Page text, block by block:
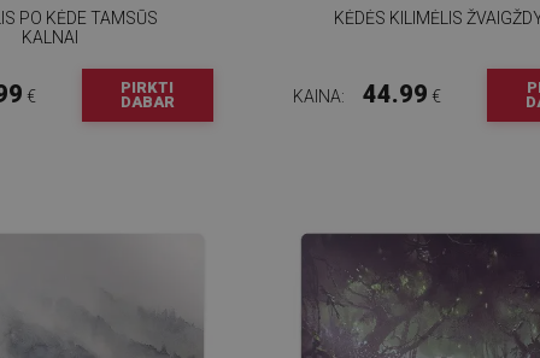
PO KĖDE TAMSŪS
KALNAI
€
PIRKTI
DABAR
KĖDĖS KILIMĖLIS
KAINA: 44.99 €